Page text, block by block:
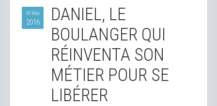
10 Mar
2016
DANIEL, LE
BOULANGER QUI
RÉINVENTA SON
MÉTIER POUR SE
LIBÉRER